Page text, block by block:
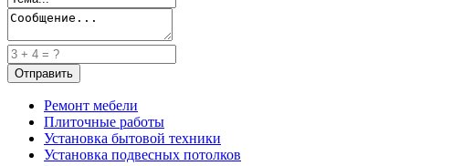
Ремонт мебели
Плиточные работы
Установка бытовой техники
Установка подвесных потолков